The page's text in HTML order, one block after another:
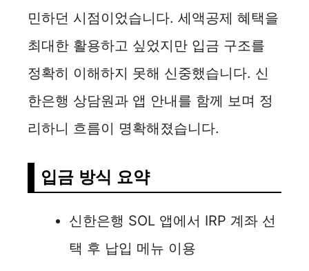
민하던 시점이었습니다. 세액공제 혜택을
최대한 활용하고 싶었지만 입금 구조를
정확히 이해하지 못해 신중했습니다. 신
한은행 상담원과 앱 안내를 함께 보며 정
리하니 흐름이 명확해졌습니다.
입금 방식 요약
신한은행 SOL 앱에서 IRP 계좌 선
택 후 납입 메뉴 이용